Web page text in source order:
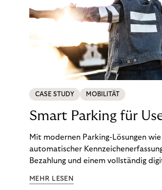
CASE STUDY MOBILITÄT
Smart Parking für
Mit modernen Parking-Lösungen wie
automatischer
Bezahlung und einem vollständig
Usedom ihre
MEHR LESEN